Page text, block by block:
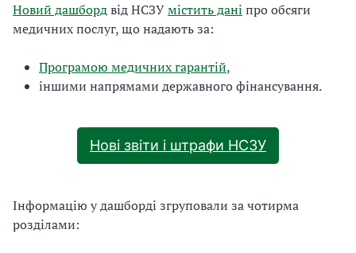
Новий дашбордвід НСЗУмістить дані про обсяги
медичних послуг, що надають за:
Програмою медичних гарантій,
іншими напрямами державного фінансування.
Нові звіти і штрафи НСЗУ
Інформацію у дашборді згруповали за чотирма
розділами: